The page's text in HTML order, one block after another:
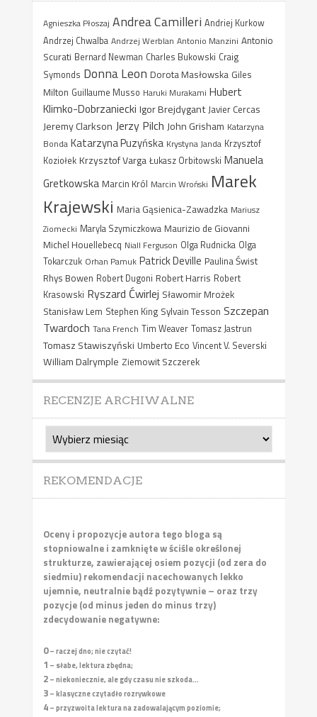
Agnieszka Płoszaj Andrea Camilleri Andriej Kurkow
Andrzej Chwalba Andrzej Werblan Antonio Manzini Antonio
Scurati Bernard Newman Charles Bukowski Craig
Symonds Donna Leon Dorota Masłowska Giles
Milton Guillaume Musso Haruki Murakami Hubert
Klimko-Dobrzaniecki Igor Brejdygant Javier Cercas
Jeremy Clarkson Jerzy Pilch John Grisham Katarzyna
Bonda Katarzyna Puzyńska Krystyna Janda Krzysztof
Koziołek Krzysztof Varga Łukasz Orbitowski Manuela
Gretkowska Marcin Król Marcin Wroński Marek
Krajewski Maria Gąsienica-Zawadzka Mariusz
Ziomecki Maryla Szymiczkowa Maurizio de Giovanni
Michel Houellebecq Niall Ferguson Olga Rudnicka Olga
Tokarczuk Orhan Pamuk Patrick Deville Paulina Świst
Rhys Bowen Robert Dugoni Robert Harris Robert
Krasowski Ryszard Ćwirlej Sławomir Mrożek
Stanisław Lem Stephen King Sylvain Tesson Szczepan
Twardoch Tana French Tim Weaver Tomasz Jastrun
Tomasz Stawiszyński Umberto Eco Vincent V. Severski
William Dalrymple Ziemowit Szczerek
RECENZJE ARCHIWALNE
Recenzje
archiwalne
REKOMENDACJE
Oceny i propozycje autora tego bloga są
stopniowalne i zamknięte w ściśle określonej
strukturze, zawierającej osiem pozycji (od zera do
siedmiu) rekomendacji nacechowanych lekko
ujemnie, neutralnie bądź pozytywnie – oraz trzy
pozycje (od minus jeden do minus trzy)
zdecydowanie negatywne:
0– raczej dno; nie czytać!
1 – słabe, lektura zbędna;
2– niekoniecznie, ale gdy czasu nie szkoda...
3– klasyczne czytadło rozrywkowe
4– przyzwoita lektura na zadowalającym poziomie;